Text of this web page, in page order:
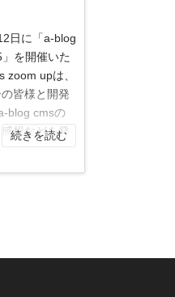
日に「a-blog
を開催いた
zoom upは、
皆様と開発
blog cmsの
想などを発
続きを読む